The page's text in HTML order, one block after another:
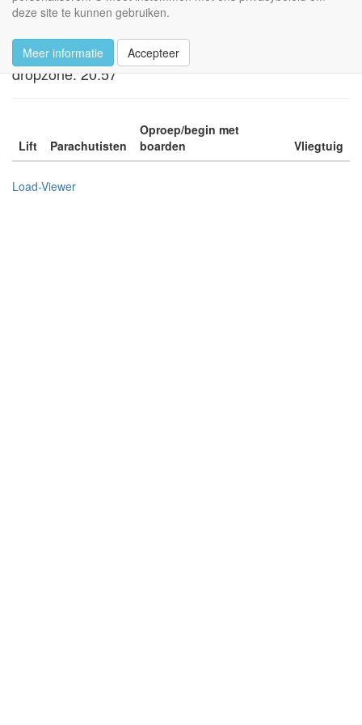
deze site te kunnen gebruiken.
Meer informatie Accepteer
Load overzicht
Geenactuele loads- Huidige tijd op de
dropzone: 20:57
Lift Parachutisten
Oproep/begin met
boarden
Vliegtuig
Load-Viewer